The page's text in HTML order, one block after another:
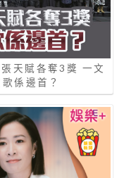
天賦各奪3獎 一文
係邊首？